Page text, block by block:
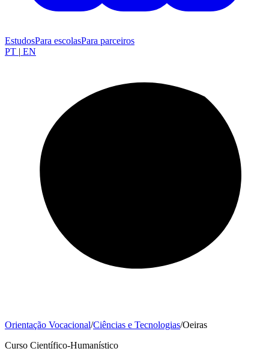
EstudosPara escolasPara parceiros
PT | EN
Orientação Vocacional/Ciências e Tecnologias/Oeiras
Curso Científico-Humanístico